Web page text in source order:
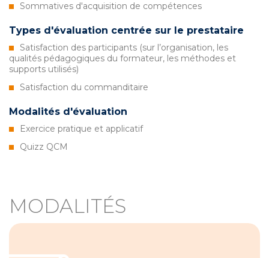
Sommatives d'acquisition de compétences
Types d'évaluation centrée sur le prestataire
Satisfaction des participants (sur l’organisation, les
qualités pédagogiques du formateur, les méthodes et
supports utilisés)
Satisfaction du commanditaire
Modalités d'évaluation
Exercice pratique et applicatif
Quizz QCM
MODALITÉS